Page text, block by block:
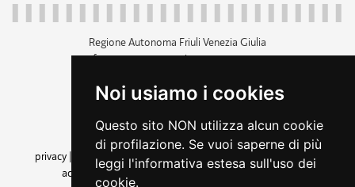
Noi usiamo i cookies
Questo sito NON utilizza alcun cookie
di profilazione. Se vuoi saperne di più
leggi l'informativa estesa sull'uso dei
cookie.
Regione Autonoma Friuli Venezia Giulia
c.f. 80014930327; p.iva 00526040324
+39 040 3771111
amministrazione trasparente
privacy
cookie |note legali accessibilità
dichiarazione di
accessibilità| feedback cambio preferenze cookie